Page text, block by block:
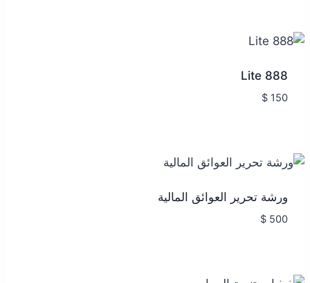
888 Lite
$150
ورشة تحرير العوائق المالية
$500